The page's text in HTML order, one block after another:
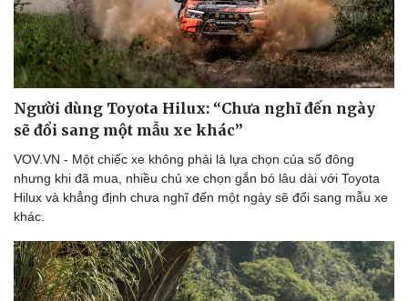
Người dùng Toyota Hilux: “Chưa nghĩ đến ngày
sẽ đổi sang một mẫu xe khác”
VOV.VN - Một chiếc xe không phải là lựa chọn của số đông
nhưng khi đã mua, nhiều chủ xe chọn gắn bó lâu dài với Toyota
Hilux và khẳng định chưa nghĩ đến một ngày sẽ đổi sang mẫu xe
khác.